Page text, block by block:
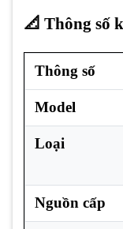
📐 Thông số
Thông số
Model
Loại
Nguồn cấp